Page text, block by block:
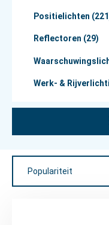
Positielichten
Reflectoren (29)
Werk- &